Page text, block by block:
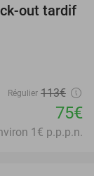
34%
out tardif
Régulier 113€
75€
1€ p.p.p.n.